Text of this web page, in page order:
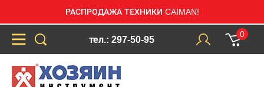
РАСПРОДАЖА ТЕХНИКИ CAIMAN!
тел.: 297-50-95
0